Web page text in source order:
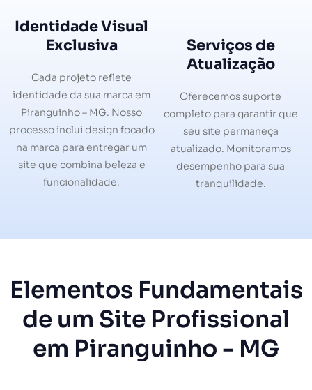
Identidade Visual
Exclusiva
Cada projeto reflete
identidade da sua marca em
Piranguinho – MG. Nosso
processo inclui design focado
na marca para entregar um
site que combina beleza e
funcionalidade.
Serviços de
Atualização
Oferecemos suporte
completo para garantir que
seu site permaneça
atualizado. Monitoramos
desempenho para sua
tranquilidade.
Elementos Fundamentais
de um Site Profissional
em Piranguinho - MG